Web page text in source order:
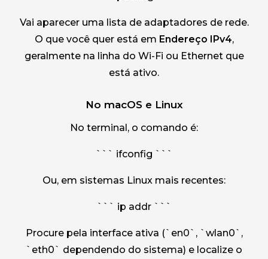
Vai aparecer uma lista de adaptadores de rede.
O que você quer está em Endereço IPv4,
geralmente na linha do Wi-Fi ou Ethernet que
está ativo.
No macOS e Linux
No terminal, o comando é:
``` ifconfig ```
Ou, em sistemas Linux mais recentes:
``` ip addr ```
Procure pela interface ativa (`en0`, `wlan0`,
`eth0` dependendo do sistema) e localize o